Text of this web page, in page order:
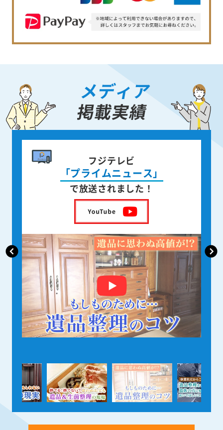
メディア
掲載実績
書籍出版
身近な人が
亡くなった後の遺品整理
を出版しました！